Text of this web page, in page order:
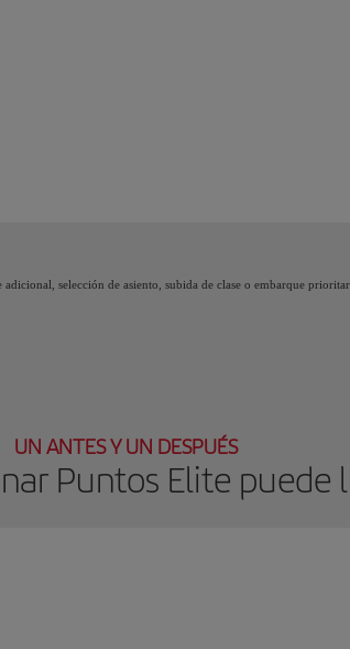
selección de asiento, subida de clase o embarque
UN ANTES Y UN DESPUÉS
Puntos Elite puede